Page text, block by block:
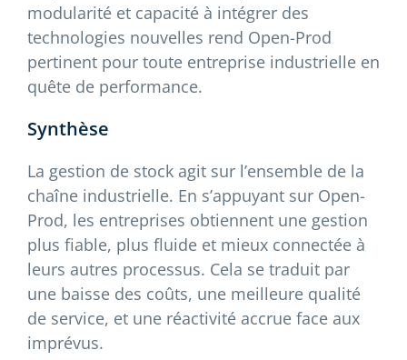
modularité et capacité à intégrer des
technologies nouvelles rend Open-Prod
pertinent pour toute entreprise industrielle en
quête de performance.
Synthèse
La gestion de stock agit sur l’ensemble de la
chaîne industrielle. En s’appuyant sur Open-
Prod, les entreprises obtiennent une gestion
plus fiable, plus fluide et mieux connectée à
leurs autres processus. Cela se traduit par
une baisse des coûts, une meilleure qualité
de service, et une réactivité accrue face aux
imprévus.